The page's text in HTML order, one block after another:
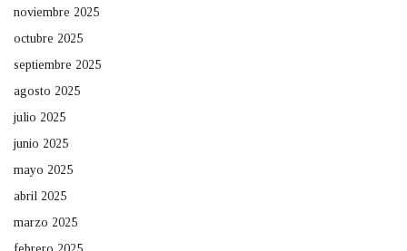
noviembre 2025
octubre 2025
septiembre 2025
agosto 2025
julio 2025
junio 2025
mayo 2025
abril 2025
marzo 2025